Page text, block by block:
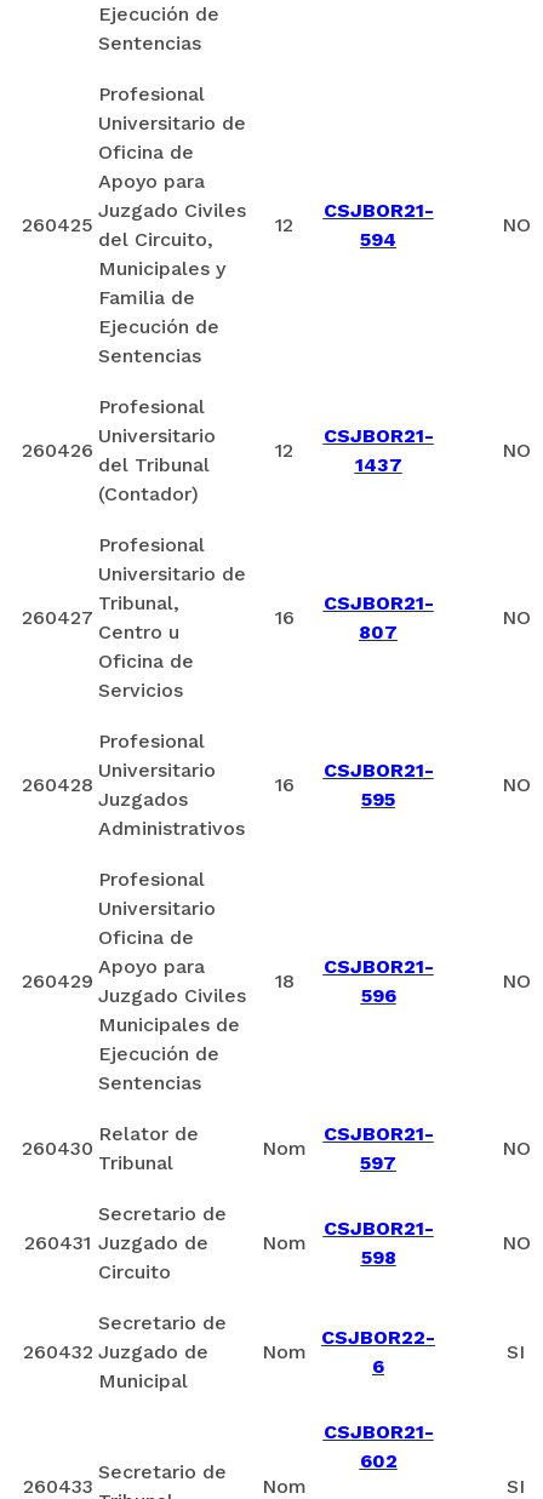
Ejecución de
Sentencias
260425
Profesional
Universitario de
Oficina de
Apoyo para
Juzgado Civiles
del Circuito,
Municipales y
Familia de
Ejecución de
Sentencias
12
CSJBOR21-
594
NO
260426
Profesional
Universitario
del Tribunal
(Contador)
12
CSJBOR21-
1437
NO
260427
Profesional
Universitario de
Tribunal,
Centro u
Oficina de
Servicios
16
CSJBOR21-
807
NO
260428
Profesional
Universitario
Juzgados
Administrativos
16
CSJBOR21-
595
NO
260429
Profesional
Universitario
Oficina de
Apoyo para
Juzgado Civiles
Municipales de
Ejecución de
Sentencias
18
CSJBOR21-
596
NO
260430
Relator de
Tribunal
Nom
CSJBOR21-
597
NO
260431
Secretario de
Juzgado de
Circuito
Nom
CSJBOR21-
598
NO
260432
Secretario de
Juzgado de
Municipal
Nom
CSJBOR22-
6
SI
260433
Secretario de
Nom
CSJBOR21-
602
SI